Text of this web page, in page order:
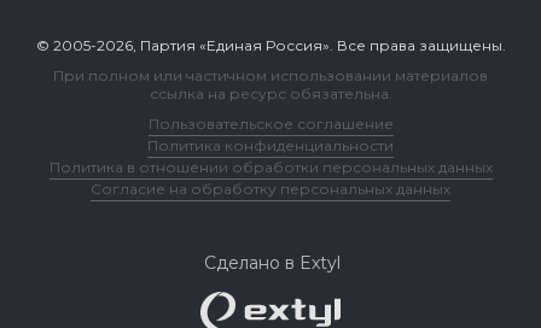
© 2005-2026, Партия «Единая Россия». Все права защищены.
При полном или частичном использовании материалов
ссылка на ресурс обязательна.
Пользовательское соглашение
Политика конфиденциальности
Политика в отношении обработки персональных данных
Согласие на обработку персональных данных
Сделано в Extyl